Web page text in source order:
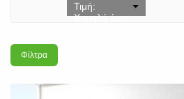
Τιμή:
Χαμηλή έως
Φίλτρα